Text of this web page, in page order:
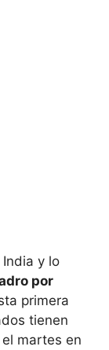
y lo
por
primera
tienen
martes en